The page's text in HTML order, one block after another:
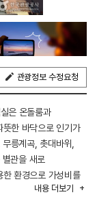
관광정보 수정요청
은 온돌룸과
한 바닥으로 인기가
릉계곡, 촛대바위,
관을 새로
환경으로 가성비를
내용 더보기